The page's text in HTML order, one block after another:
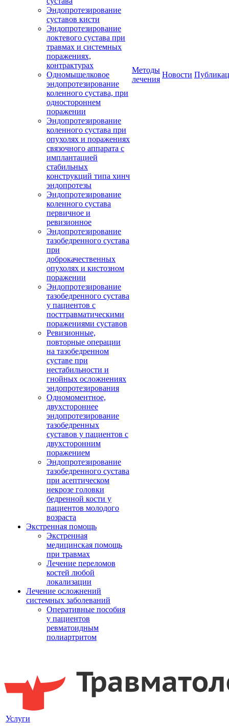
Эндопротезирование
суставов кисти
Эндопротезирование
локтевого сустава при
травмах и системных
поражениях,
контрактурах
Одномыщелковое
эндопротезирование
коленного сустава, при
одностороннем
поражении
Эндопротезирование
коленного сустава при
опухолях и поражениях
связочного аппарата с
имплантацией
стабильных
конструкций типа хинч
эндопротезы
Эндопротезирование
коленного сустава
первичное и
ревизионное
Эндопротезирование
тазобедренного сустава
при
доброкачественных
опухолях и кистозном
поражении
Эндопротезирование
тазобедренного сустава
у пациентов с
посттравматическими
поражениями суставов
Ревизионные,
повторные операции
на тазобедренном
суставе при
нестабильности и
гнойных осложнениях
эндопротезирования
Одномоментное,
двухстороннее
эндопротезирование
тазобедренных
суставов у пациентов с
двухсторонним
поражением
Эндопротезирование
тазобедренного сустава
при асептическом
некрозе головки
бедренной кости у
пациентов молодого
возраста
Экстренная помощь
Экстренная
медицинская помощь
при травмах
Лечение переломов
костей любой
локализации
Лечение осложнений
системных заболеваний
Оперативные пособия
у пациентов
ревматоидным
полиартритом
Методы
лечения
Новости
Услуги